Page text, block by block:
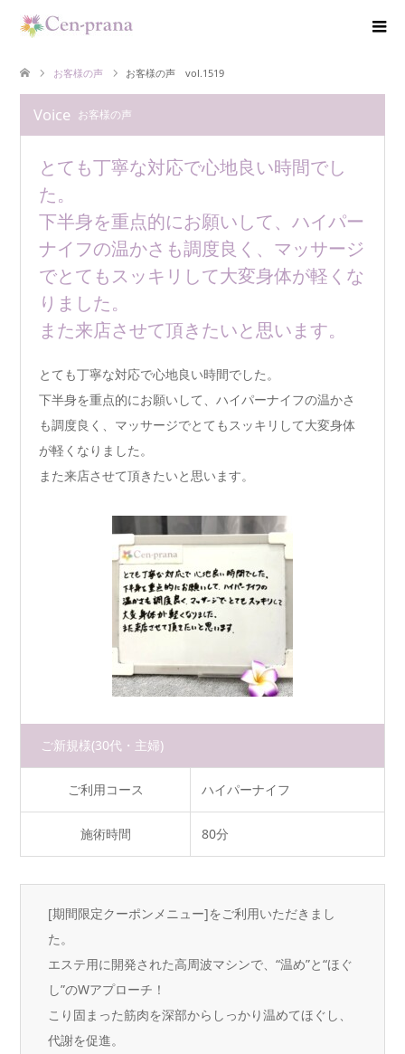
お客様の声 お客様の声 vol.1519
Voice お客様の声
とても丁寧な対応で心地良い時間でし
た。
下半身を重点的にお願いして、ハイパー
ナイフの温かさも調度良く、マッサージ
でとてもスッキリして大変身体が軽くな
りました。
また来店させて頂きたいと思います。
とても丁寧な対応で心地良い時間でした。
下半身を重点的にお願いして、ハイパーナイフの温かさ
も調度良く、マッサージでとてもスッキリして大変身体
が軽くなりました。
また来店させて頂きたいと思います。
ご新規様(30代・主婦)
ご利用コース ハイパーナイフ
施術時間 80分
[期間限定クーポンメニュー]をご利用いただきまし
た。
エステ用に開発された高周波マシンで、“温め”と“ほぐ
し”のWアプローチ！
こり固まった筋肉を深部からしっかり温めてほぐし、
代謝を促進。